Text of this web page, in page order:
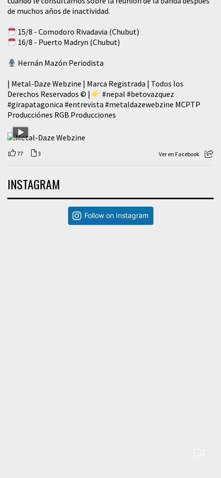
de muchos años de inactividad.
15/8 - Comodoro Rivadavia (Chubut)
16/8 - Puerto Madryn (Chubut)
Hernán Mazón Periodista
| Metal-Daze Webzine | Marca Registrada | Todos los
Derechos Reservados © |
#nepal #betovazquez
#girapatagonica #entrevista #metaldazewebzine MCPTP
Producciónes RGB Producciones
77 3 Ver en Facebook
INSTAGRAM
Follow on Instagram